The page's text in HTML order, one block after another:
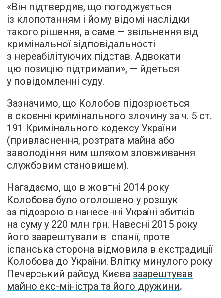
«Він підтвердив, що погоджується
із клопотанням і йому відомі наслідки
такого рішення, а саме — звільнення від
кримінальної відповідальності
з нереабілітуючих підстав. Адвокати
цю позицію підтримали», — йдеться
у повідомленні суду.
Зазначимо, що Колобов підозрюється
в скоєнні кримінального злочину за ч. 5 ст.
191 Кримінального кодексу України
(привласнення, розтрата майна або
заволодіння ним шляхом зловживання
службовим становищем).
Нагадаємо, що в жовтні 2014 року
Колобова було оголошено у розшук
за підозрою в нанесенні Україні збитків
на суму у 220 млн грн. Навесні 2015 року
його заарештували в Іспанії, проте
іспанська сторона відмовила в екстрадиції
Колобова до України. Влітку минулого року
Печерський райсуд Києва заарештував
майно екс-міністра та його дружини.